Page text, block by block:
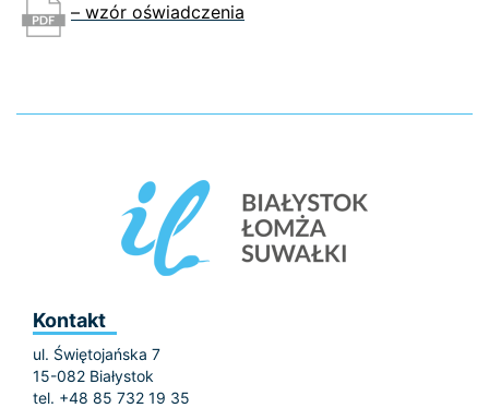
– wzór oświadczenia
Kontakt
ul. Świętojańska 7
15-082 Białystok
tel. +48 85 732 19 35